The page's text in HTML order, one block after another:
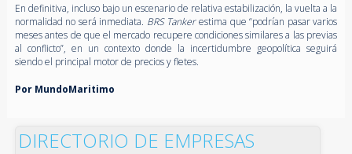
En definitiva, incluso bajo un escenario de relativa estabilización, la vuelta a la
normalidad no será inmediata. BRS Tankerestima que “podrían pasar varios
meses antes de que el mercado recupere condiciones similares a las previas
al conflicto”, en un contexto donde la incertidumbre geopolítica seguirá
siendo el principal motor de precios y fletes.
Por MundoMaritimo
DIRECTORIO DE EMPRESAS